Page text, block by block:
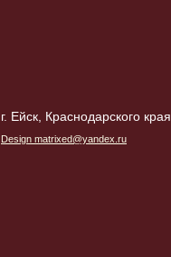
г. Ейск, Краснодарского края
Design matrixed@yandex.ru